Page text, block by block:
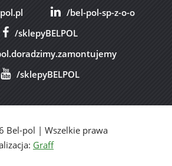
/bel-pol-sp-z-o-o
/sklepyBELPOL
/sklepyBELPOL
Bel-pol | Wszelkie prawa
Graff